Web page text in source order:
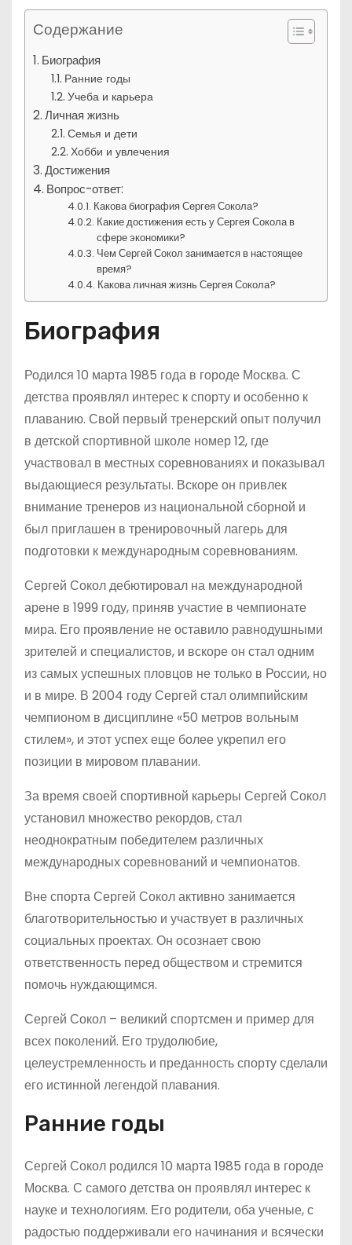
Содержание
Биография
Ранние годы
Учеба и карьера
Личная жизнь
Семья и дети
Хобби и увлечения
Достижения
Вопрос-ответ:
Какова биография Сергея Сокола?
Какие достижения есть у Сергея Сокола в
сфере экономики?
Чем Сергей Сокол занимается в настоящее
время?
Какова личная жизнь Сергея Сокола?
Биография
Родился 10 марта 1985 года в городе Москва. С
детства проявлял интерес к спорту и особенно к
плаванию. Свой первый тренерский опыт получил
в детской спортивной школе номер 12, где
участвовал в местных соревнованиях и показывал
выдающиеся результаты. Вскоре он привлек
внимание тренеров из национальной сборной и
был приглашен в тренировочный лагерь для
подготовки к международным соревнованиям.
Сергей Сокол дебютировал на международной
арене в 1999 году, приняв участие в чемпионате
мира. Его проявление не оставило равнодушными
зрителей и специалистов, и вскоре он стал одним
из самых успешных пловцов не только в России, но
и в мире. В 2004 году Сергей стал олимпийским
чемпионом в дисциплине «50 метров вольным
стилем», и этот успех еще более укрепил его
позиции в мировом плавании.
За время своей спортивной карьеры Сергей Сокол
установил множество рекордов, стал
неоднократным победителем различных
международных соревнований и чемпионатов.
Вне спорта Сергей Сокол активно занимается
благотворительностью и участвует в различных
социальных проектах. Он осознает свою
ответственность перед обществом и стремится
помочь нуждающимся.
Сергей Сокол – великий спортсмен и пример для
всех поколений. Его трудолюбие,
целеустремленность и преданность спорту сделали
его истинной легендой плавания.
Ранние годы
Сергей Сокол родился 10 марта 1985 года в городе
Москва. С самого детства он проявлял интерес к
науке и технологиям. Его родители, оба ученые, с
радостью поддерживали его начинания и всячески